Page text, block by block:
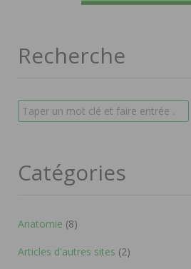
Recherche
Catégories
Anatomie (8)
Articles d'autres sites (2)